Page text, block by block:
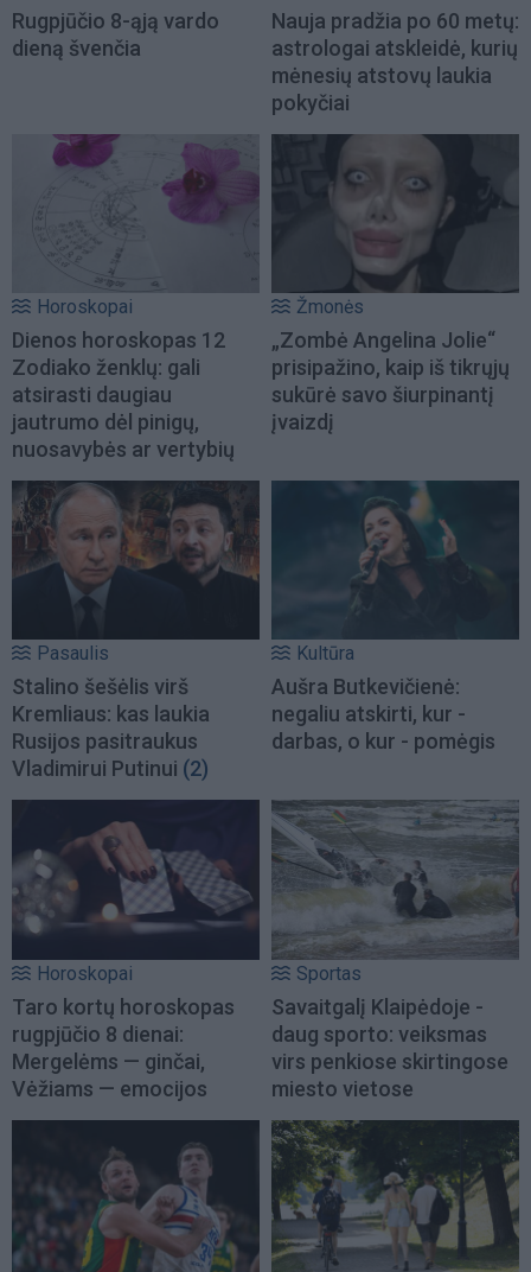
Rugpjūčio 8-ąją vardo
dieną švenčia
Nauja pradžia po 60 metų:
astrologai atskleidė, kurių
mėnesių atstovų laukia
pokyčiai
Horoskopai
Dienos horoskopas 12
Zodiako ženklų: gali
atsirasti daugiau
jautrumo dėl pinigų,
nuosavybės ar vertybių
Žmonės
„Zombė Angelina Jolie“
prisipažino, kaip iš tikrųjų
sukūrė savo šiurpinantį
įvaizdį
Pasaulis
Stalino šešėlis virš
Kremliaus: kas laukia
Rusijos pasitraukus
Vladimirui Putinui (2)
Kultūra
Aušra Butkevičienė:
negaliu atskirti, kur -
darbas, o kur - pomėgis
Horoskopai
Taro kortų horoskopas
rugpjūčio 8 dienai:
Mergelėms — ginčai,
Vėžiams — emocijos
Sportas
Savaitgalį Klaipėdoje -
daug sporto: veiksmas
virs penkiose skirtingose
miesto vietose